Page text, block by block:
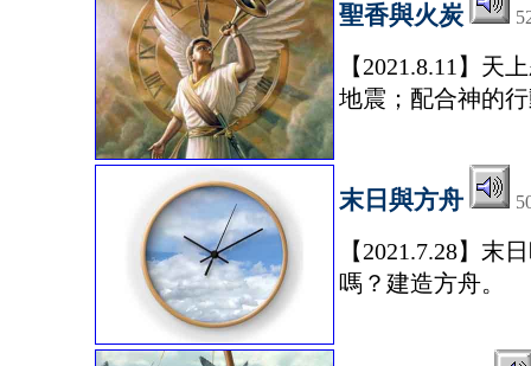
聖香與火炭
【2021.8.11】
地震；配合神的
末日與方舟
【2021.7.28】末
嗎？建造方舟。